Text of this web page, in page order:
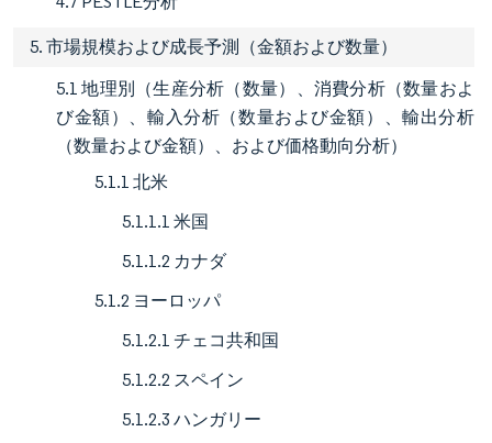
5. 市場規模および成長予測（金額および数量）
5.1 地理別（生産分析（数量）、消費分析（数量およ
び金額）、輸入分析（数量および金額）、輸出分析
（数量および金額）、および価格動向分析）
5.1.1 北米
5.1.1.1 米国
5.1.1.2 カナダ
5.1.2 ヨーロッパ
5.1.2.1 チェコ共和国
5.1.2.2 スペイン
5.1.2.3 ハンガリー